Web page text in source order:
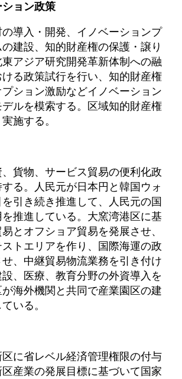
ョン政策
導入・開発、イノベーションプ
建設、知的財産権の保護・譲り
アジア研究開発革新体制への融
る政策試行を行い、知的財産権
ション激励などイノベーション
ルを模索する。区域知的財産権
施する。
貨物、サービス貿易の便利化政
る。人民元が日本円と韓国ウォ
引き続き推進して、人民元の国
推進している。大窯湾港区に基
とオフショア貿易を発展させ、
トエリアを作り、国際海運の政
、中継貿易物流業務を引き付け
、医療、教育分野の外資導入を
海外機関と共同で産業園区の建
いる。
に省レベル経済管理権限の付与
産業の発展目標に基づいて国家